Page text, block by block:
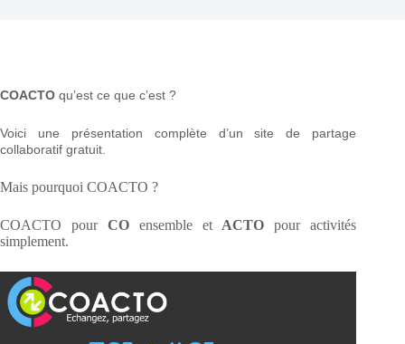
COACTO qu’est ce que c’est ?
Voici une présentation complète d’un site de partage
collaboratif gratuit.
Mais pourquoi COACTO ?
COACTO pour COensemble et ACTO pour activités
simplement.